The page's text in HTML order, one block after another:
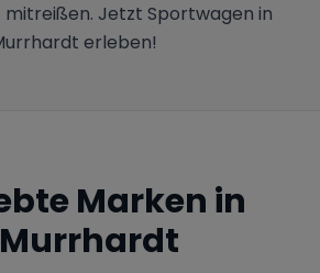
Jetzt Sportwagen in
erleben!
Marken in
Murrhardt